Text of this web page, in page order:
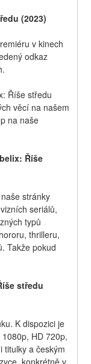
(2023)
v kinech
odkaz
Říše středu
věcí na našem
na naše
Říše
stránky
seriálů,
typů
thrilleru,
Takže pokud
středu
K dispozici je
HD 720p,
titulky a českým